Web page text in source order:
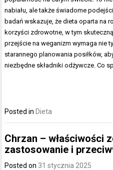
nabiału, ale także świadome
badań wskazuje, że dieta oparta na
korzyści zdrowotne, w tym
przejście na weganizm wymaga nie
starannego planowania posiłków,
niezbędne składniki odżywcze. Co
Posted in Dieta
Chrzan – właściwości
zastosowanie i
Posted on 31 stycznia 2025